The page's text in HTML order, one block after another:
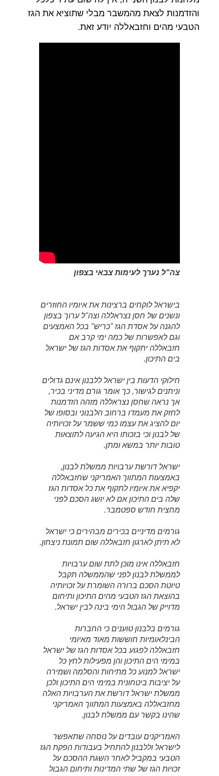
והזדמנות לצאת מהמשבר מבלי שתוציא את הגז
הטבעי מהים וחזבאללה יודע זאת.
צה"ל נערך לעימות צבאי בצפון
בישראל לוקחים ברצינות את איומיו החוזרים
ונשנים של חסן נצראללה וצה"ל ערוך בצפון
להגנה על אסדת הגז "כריש" בכל האמצעים
וגם לאפשרות של כמה ימי קרב אם
חזבאללה יתקוף את אסדות הגז של ישראל
בים התיכון.
חילוקי הדעות בין ישראל ללבנון אינם גדולים
וניתנים לגישור, כך אומר גורם מדיני בכיר,
אך נראה שחסן נצראללה מזהה הזדמנות
לחזק את מעמדו ברחוב הלבנוני ובסופו של
יום להציג את עצמו כמי ששמר על זכויותיה
של לבנון וכי בזכותו היא הגיעה לתוצאות
טובות יותר במשא ומתן.
ישראל דורשת ערבויות ממשלת לבנון,
באמצעות המתווך האמריקני שחזבאללה
יקפיא את איומיו לתקוף את כל אסדות הגז
שלה בים התיכון אם לא יושג הסכם לפני
מחצית חודש ספטמבר.
גורמים מדיניים בכירים מבהירים כי ישראל
לא תיתן לארגון חזבאללה שום תמונת ניצחון.
חזבאללה אינו מוכן לתת שום ערבויות
לממשלת לבנון לפני שהממשלה תקבל
טיוטת הסכם ברורה השומרת על זכויותיה
בהוצאת הגז הטבעי מהים התיכון ותיחום
מדוייק של הגבול הימי בינה לבין ישראל.
גורמים בלבנון טוענים כי החברות
הבינלאומיות חוששות מאוד מאיומי
חזבאללה לפגוע בכל אסדות הגז של ישראל
במימי הים התיכון והן מפעילות לחץ כל
ישראל למנוע כל מתיחות והסלמה ושמירה
על יציבות ביטחונית במימי הים התיכון ולכן
ממשלת ישראל דורשת את הערבויות האלה
מחזבאללה באמצעות המתווך האמריקני
שהינו בקשר עם ממשלת לבנון.
האמריקנים עובדים על נוסחה שתאפשר
לישראל וללבנון להתחיל בעבודות הפקת הגז
הטבעי במקביל לאחר השגת ההסכם על
זכויות הגז של שתי המדינות ותיחום הגבול